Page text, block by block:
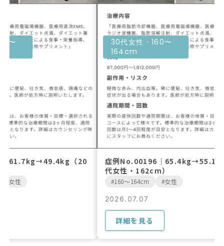
30代女性・160〜
164cm
症例No.00196｜65.4kg→55.1kg（30
30代女性・
164cm
症例